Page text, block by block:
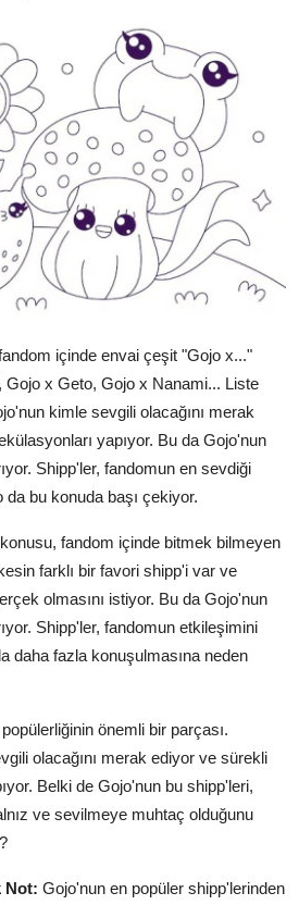
içinde envai çeşit "Gojo x..."
Gojo x Geto, Gojo x Nanami... Liste
kimle sevgili olacağını merak
yapıyor. Bu da Gojo'nun
Shipp'ler, fandomun en sevdiği
bu konuda başı çekiyor.
konusu, fandom içinde bitmek bilmeyen
farklı bir favori shipp'i var ve
olmasını istiyor. Bu da Gojo'nun
Shipp'ler, fandomun etkileşimini
daha fazla konuşulmasına neden
önemli bir parçası.
olacağını merak ediyor ve sürekli
Belki de Gojo'nun bu shipp'leri,
ve sevilmeye muhtaç olduğunu
Not: Gojo'nun en popüler shipp'lerinden